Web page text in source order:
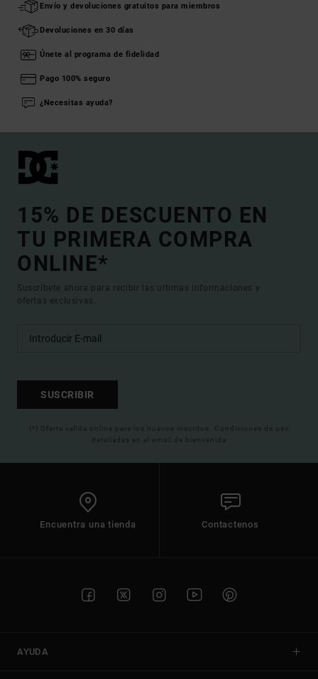
Envío y devoluciones gratuitos para miembros
Devoluciones en 30 días
Únete al programa de fidelidad
Pago 100% seguro
¿Necesitas ayuda?
15% DE DESCUENTO EN
TU PRIMERA COMPRA
ONLINE*
Suscríbete ahora para recibir las ultimas informaciones y
ofertas exclusivas.
SUSCRIBIR
(*) Oferta valida online para los nuevos inscritos. Condiciones de uso
detalladas en el email de bienvenida
Encuentra una tienda Contactenos
AYUDA